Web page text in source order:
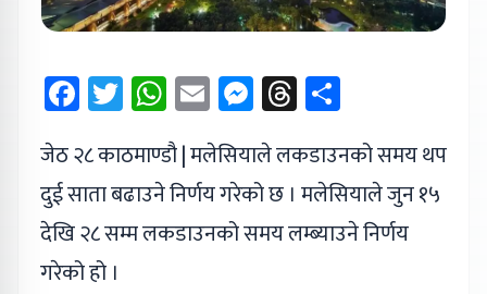
Facebook
Twitter
WhatsApp
EmailMessenger
Threads
जेठ २८ काठमाण्डौ | मलेसियाले लकडाउनको समय थप
दुई साता बढाउने निर्णय गरेको छ । मलेसियाले जुन १५
देखि २८ सम्म लकडाउनको समय लम्ब्याउने निर्णय
गरेको हो ।